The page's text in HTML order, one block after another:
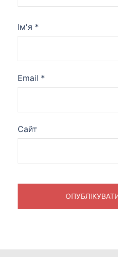
Ім'я *
Email *
Сайт